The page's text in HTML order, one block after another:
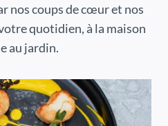
nos coups de cœur et nos
quotidien, à la maison
au jardin.